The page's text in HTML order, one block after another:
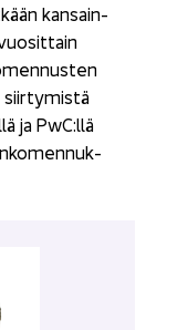
kan­sain­
ja PwC:llä